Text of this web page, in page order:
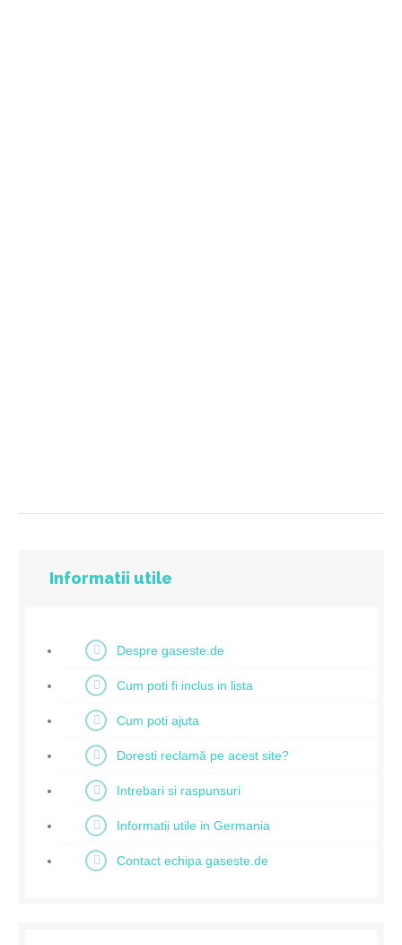
Informatii utile
Despre gaseste.de
Cum poti fi inclus in lista
Cum poti ajuta
Doresti reclamă pe acest site?
Intrebari si raspunsuri
Informatii utile in Germania
Contact echipa gaseste.de